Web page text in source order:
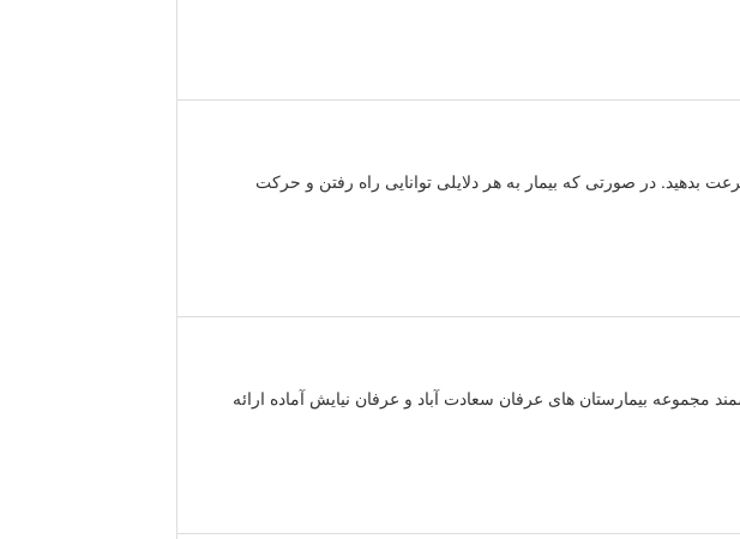
بدهید. در صورتی که بیمار به هر دلایلی توانایی راه رفتن و حرکت
مجموعه بیمارستان های عرفان سعادت آباد و عرفان نیایش آماده ارائه